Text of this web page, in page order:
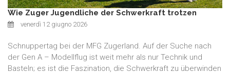
Wie Zuger Jugendliche der Schwerkraft trotzen
venerdì 12 giugno 2026
Schnuppertag bei der MFG Zugerland. Auf der Suche nach
der Gen A – Modellflug ist weit mehr als nur Technik und
Basteln; es ist die Faszination, die Schwerkraft zu überwinden